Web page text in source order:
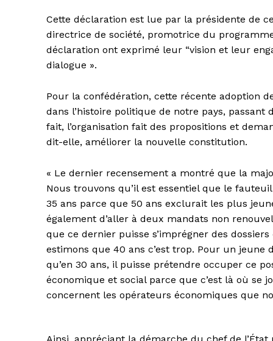
Cette déclaration est lue par la présidente de
directrice de société, promotrice du
déclaration ont exprimé leur “vision et leur
dialogue ».
Pour la confédération, cette récente adoption
dans l’histoire politique de notre pays,
fait, l’organisation fait des propositions et
dit-elle, améliorer la nouvelle constitution.
« Le dernier recensement a montré que la
Nous trouvons qu’il est essentiel que le
35 ans parce que 50 ans exclurait les plus
également d’aller à deux mandats non
que ce dernier puisse s’imprégner des
estimons que 40 ans c’est trop. Pour un
qu’en 30 ans, il puisse prétendre occuper ce
économique et social parce que c’est là où se
concernent les opérateurs économiques que